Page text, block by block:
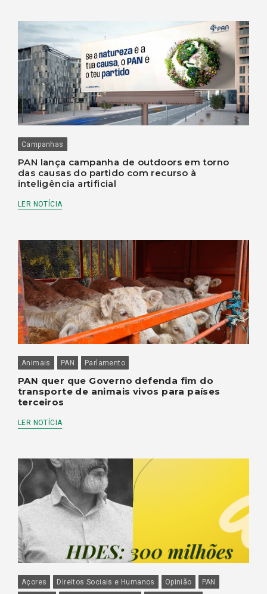
Campanhas
PAN lança campanha de outdoors em torno
das causas do partido com recurso à
inteligência artificial
LER NOTÍCIA
Animais PAN Parlamento
PAN quer que Governo defenda fim do
transporte de animais vivos para países
terceiros
LER NOTÍCIA
Açores Direitos Sociais e Humanos Opinião PAN